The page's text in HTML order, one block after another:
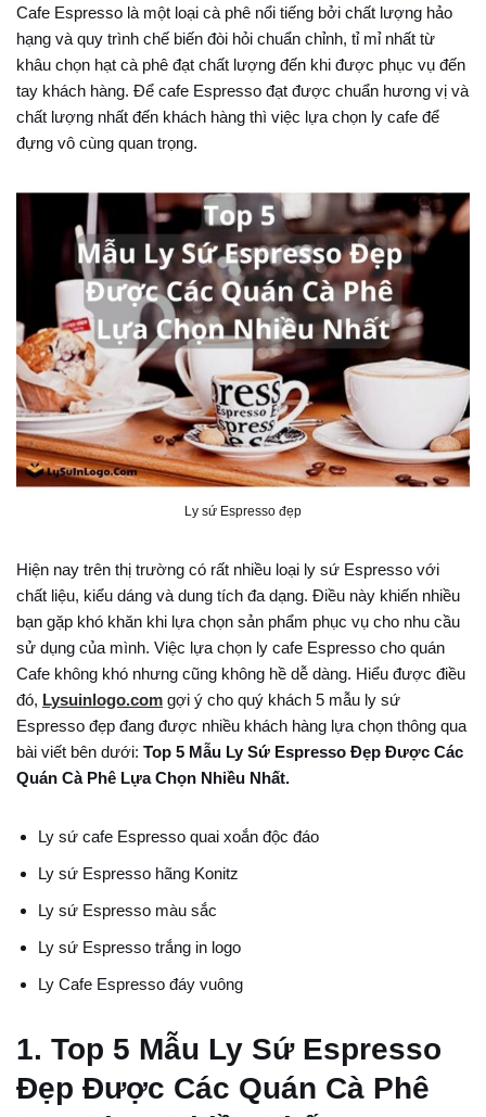
Cafe Espresso là một loại cà phê nổi tiếng bởi chất lượng hảo
hạng và quy trình chế biến đòi hỏi chuẩn chỉnh, tỉ mỉ nhất từ
khâu chọn hạt cà phê đạt chất lượng đến khi được phục vụ đến
tay khách hàng. Để cafe Espresso đạt được chuẩn hương vị và
chất lượng nhất đến khách hàng thì việc lựa chọn ly cafe để
đựng vô cùng quan trọng.
Ly sứ Espresso đẹp
Hiện nay trên thị trường có rất nhiều loại ly sứ Espresso với
chất liệu, kiểu dáng và dung tích đa dạng. Điều này khiến nhiều
bạn gặp khó khăn khi lựa chọn sản phẩm phục vụ cho nhu cầu
sử dụng của mình. Việc lựa chọn ly cafe Espresso cho quán
Cafe không khó nhưng cũng không hề dễ dàng. Hiểu được điều
đó, Lysuinlogo.com gợi ý cho quý khách 5 mẫu ly sứ
Espresso đẹp đang được nhiều khách hàng lựa chọn thông qua
bài viết bên dưới: Top 5 Mẫu Ly Sứ Espresso Đẹp Được Các
Quán Cà Phê Lựa Chọn Nhiều Nhất.
Ly sứ cafe Espresso quai xoắn độc đáo
Ly sứ Espresso hãng Konitz
Ly sứ Espresso màu sắc
Ly sứ Espresso trắng in logo
Ly Cafe Espresso đáy vuông
1. Top 5 Mẫu Ly Sứ Espresso
Đẹp Được Các Quán Cà Phê